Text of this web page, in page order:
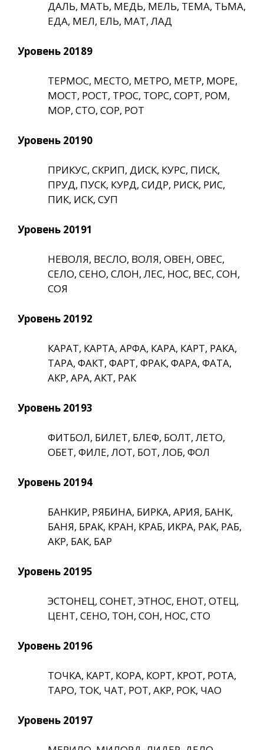
ДАЛЬ, МАТЬ, МЕДЬ, МЕЛЬ, ТЕМА, ТЬМА,
ЕДА, МЕЛ, ЕЛЬ, МАТ, ЛАД
Уровень 20189
ТЕРМОС, МЕСТО, МЕТРО, МЕТР, МОРЕ,
МОСТ, РОСТ, ТРОС, ТОРС, СОРТ, РОМ,
МОР, СТО, СОР, РОТ
Уровень 20190
ПРИКУС, СКРИП, ДИСК, КУРС, ПИСК,
ПРУД, ПУСК, КУРД, СИДР, РИСК, РИС,
ПИК, ИСК, СУП
Уровень 20191
НЕВОЛЯ, ВЕСЛО, ВОЛЯ, ОВЕН, ОВЕС,
СЕЛО, СЕНО, СЛОН, ЛЕС, НОС, ВЕС, СОН,
СОЯ
Уровень 20192
КАРАТ, КАРТА, АРФА, КАРА, КАРТ, РАКА,
ТАРА, ФАКТ, ФАРТ, ФРАК, ФАРА, ФАТА,
АКР, АРА, АКТ, РАК
Уровень 20193
ФИТБОЛ, БИЛЕТ, БЛЕФ, БОЛТ, ЛЕТО,
ОБЕТ, ФИЛЕ, ЛОТ, БОТ, ЛОБ, ФОЛ
Уровень 20194
БАНКИР, РЯБИНА, БИРКА, АРИЯ, БАНК,
БАНЯ, БРАК, КРАН, КРАБ, ИКРА, РАК, РАБ,
АКР, БАК, БАР
Уровень 20195
ЭСТОНЕЦ, СОНЕТ, ЭТНОС, ЕНОТ, ОТЕЦ,
ЦЕНТ, СЕНО, ТОН, СОН, НОС, СТО
Уровень 20196
ТОЧКА, КАРТ, КОРА, КОРТ, КРОТ, РОТА,
ТАРО, ТОК, ЧАТ, РОТ, АКР, РОК, ЧАО
Уровень 20197